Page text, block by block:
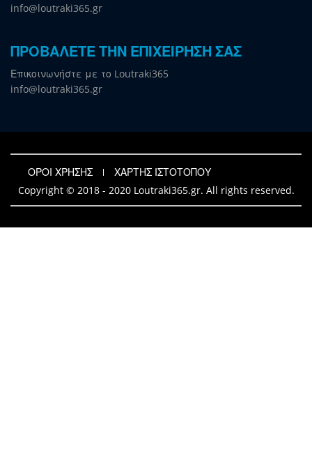
info@loutraki365.gr
ΠΡΟΒΑΛΕΤΕ ΤΗΝ ΕΠΙΧΕΙΡΗΣΗ ΣΑΣ
Επικοινωνήστε με το Loutraki365
info@loutraki365.gr
ΟΡΟΙ ΧΡΗΣΗΣ
ΧΑΡΤΗΣ ΙΣΤΟΤΟΠΟΥ
Copyright © 2018 - 2020 Loutraki365.gr. All rights reserved.